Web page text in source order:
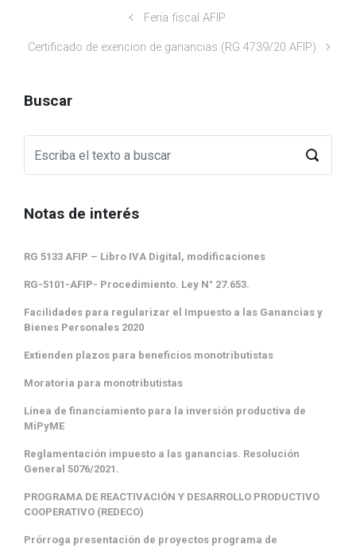
Feria fiscal AFIP
Certificado de exencion de ganancias (RG 4739/20 AFIP)
Buscar
Notas de interés
RG 5133 AFIP – Libro IVA Digital, modificaciones
RG-5101-AFIP- Procedimiento. Ley N° 27.653.
Facilidades para regularizar el Impuesto a las Ganancias y
Bienes Personales 2020
Extienden plazos para beneficios monotributistas
Moratoria para monotributistas
Línea de financiamiento para la inversión productiva de
MiPyME
Reglamentación impuesto a las ganancias. Resolución
General 5076/2021.
PROGRAMA DE REACTIVACIÓN Y DESARROLLO PRODUCTIVO
COOPERATIVO (REDECO)
Prórroga presentación de proyectos programa de